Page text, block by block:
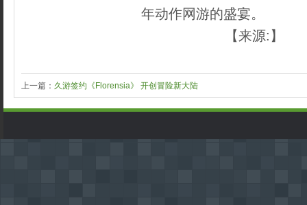
年动作网游的盛宴。
【来源:】
上一篇： 久游签约《Florensia》 开创冒险新大陆